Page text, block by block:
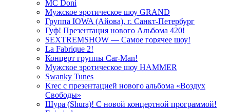
MC Doni
Мужское эротическое шоу GRAND
Группа IOWA (Айова), г. Санкт-Петербург
Гуф! Презентация нового Альбома 420!
SEXTREMSHOW — Самое горячее шоу!
La Fabrique 2!
Концерт группы Car-Man!
Мужское эротическое шоу HAMMER
Swanky Tunes
Krec с презентацией нового альбома «Воздух
Свободы»
Шура (Shura)! С новой концертной программой!